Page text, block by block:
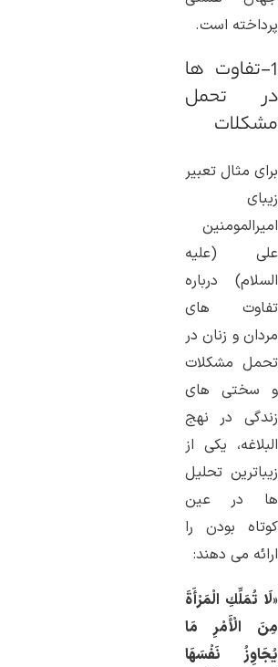
پرداخته است.
1-تفاوت ها
در تحمل
مشکلات
برای مثال تعبیر
زیبای
امیرالمومنین
علی (علیه
السلام) درباره
تفاوت های
مردان و زنان در
تحمل مشکلات
و سختی های
زندگی در نهج
البلاغه، یکی از
زیباترین تحلیل
ها در عین
کوتاه بودن را
ارائه می دهند:
«لَا تُمَلِّكِ الْمَرْأَةَ
مِنَ الْأَمْرِ مَا
یُجَاوِزُ نَفْسَهَا